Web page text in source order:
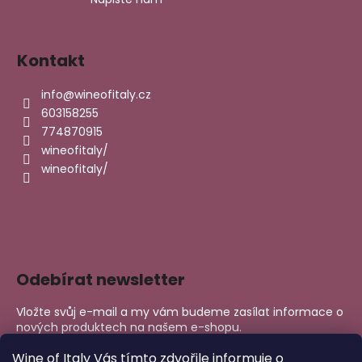
Kontakt
info@wineofitaly.cz
603158255
774870915
wineofitaly/
wineofitaly/
Odebírat newsletter
Vložte svůj e-mail a my vám budeme zasílat informace o
nových produktech na našem e-shopu.
E-mail